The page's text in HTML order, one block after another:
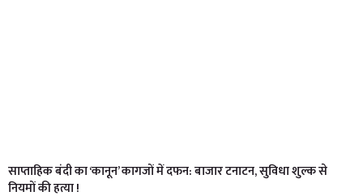
साप्ताहिक बंदी का ‘कानून’ कागजों में दफन: बाजार टनाटन, सुविधा शुल्क से
नियमों की हत्या !